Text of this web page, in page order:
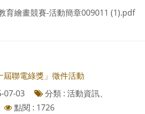
育繪畫競賽-活動簡章009011 (1).pdf
屆聯電綠獎」徵件活動
07-03
分類 : 活動資訊、
點閱 : 1726